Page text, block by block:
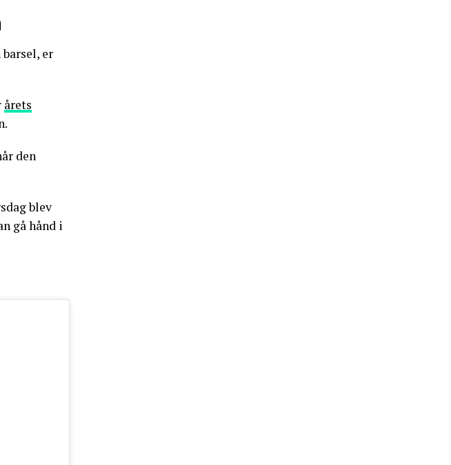
er
årets
den
blev
gå hånd i